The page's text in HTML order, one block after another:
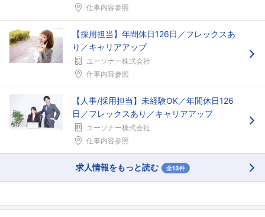
仕事内容参照
【採用担当】年間休日126日／フレックスあ
り／キャリアアップ
ユーソナー株式会社
仕事内容参照
【人事/採用担当】未経験OK／年間休日126
日／フレックスあり／キャリアアップ
ユーソナー株式会社
仕事内容参照
求人情報をもっと読む 全13件